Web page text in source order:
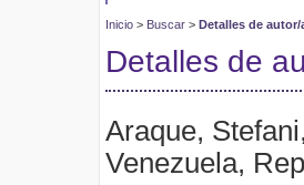
Inicio > Buscar > Detalles de autor/
Detalles de
Araque,
Venezuela,